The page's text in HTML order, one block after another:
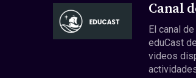
Canal
El canal
eduCast
videos